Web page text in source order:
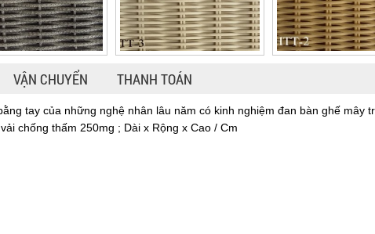
VẬN CHUYỂN THANH TOÁN
tay của những nghệ nhân lâu năm có kinh nghiệm đan bàn ghế mây
chống thấm 250mg ; Dài x Rộng x Cao / Cm